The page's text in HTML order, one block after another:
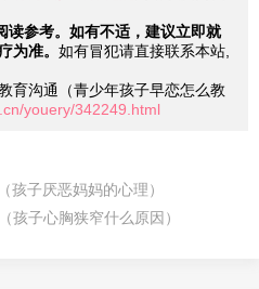
读参考。如有不适，建议立即就
为准。 如有冒犯请直接联系本站,
育沟通（青少年孩子早恋怎么教
youery/342249.html
孩子厌恶妈妈的心理）
孩子心胸狭窄什么原因）